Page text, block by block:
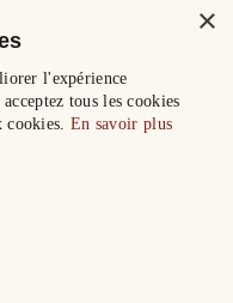
×
l'expérience
tous les cookies
cookies. En savoir plus